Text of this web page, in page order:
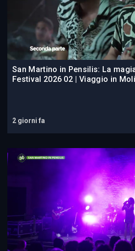
San Martino in Pensilis: La
Festival 2026 02 | Viaggio in
2 giorni fa